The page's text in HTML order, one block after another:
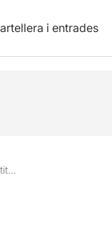
i entrades